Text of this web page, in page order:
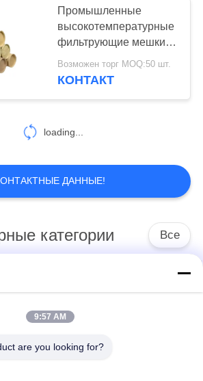
с
32
12
промышленных систем
сбора пыли
Промышленные
высокотемпературные
фильтрующие мешки
из иглопробитого
полиэстерного фильта
Возможен торг MOQ:50 шт.
КОНТАКТ
loading...
ДАННЫЕ!
категории Все
фильтрующий пакет
жидкостным
9:57 AM
are you looking for?